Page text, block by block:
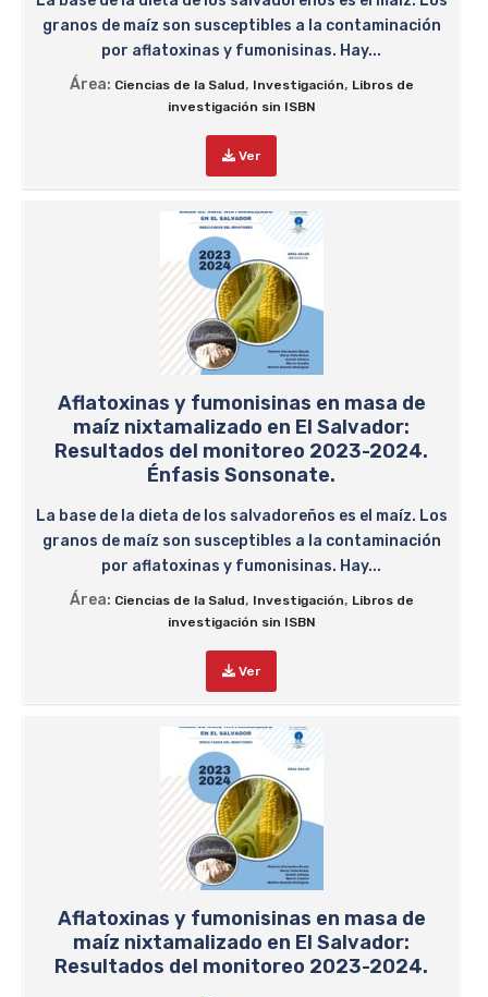
granos de maíz son susceptibles a la contaminación
por aflatoxinas y fumonisinas. Hay...
Área: Ciencias de la Salud, Investigación, Libros de
investigación sin ISBN
Ver
Aflatoxinas y fumonisinas en masa de
maíz nixtamalizado en El Salvador:
Resultados del monitoreo 2023-2024.
Énfasis Sonsonate.
La base de la dieta de los salvadoreños es el maíz. Los
granos de maíz son susceptibles a la contaminación
por aflatoxinas y fumonisinas. Hay...
Área: Ciencias de la Salud, Investigación, Libros de
investigación sin ISBN
Ver
Aflatoxinas y fumonisinas en masa de
maíz nixtamalizado en El Salvador:
Resultados del monitoreo 2023-2024.